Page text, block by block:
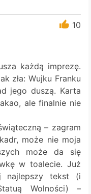
10
każdą imprezę.
zła: Wujku Franku
jego duszą. Karta
ale finalnie nie
– zagram
może nie moja
może da się
w toalecie. Już
najlepszy tekst (i
Wolności) –